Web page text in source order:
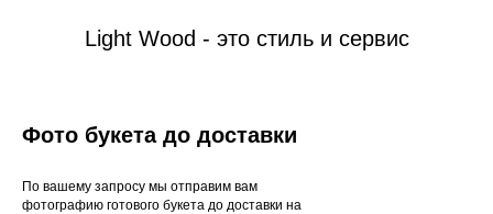
Light Wood - это стиль и сервис
Фото букета до доставки
По вашему запросу мы отправим вам
фотографию готового букета до доставки на